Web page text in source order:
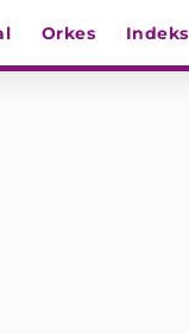
Orkes Indeks